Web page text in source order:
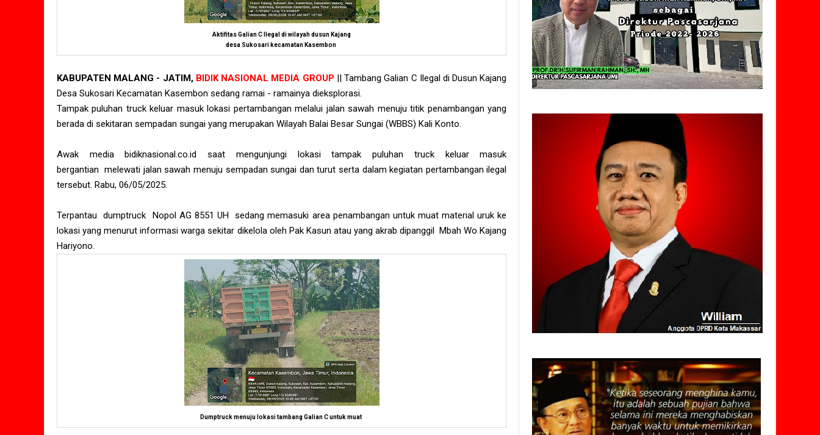
Aktifitas Galian C Ilegal di wilayah dusun Kajang
desa Sukosari kecamatan Kasembon
KABUPATEN MALANG - JATIM, BIDIK NASIONAL MEDIA GROUP || Tambang Galian C Ilegal di Dusun Kajang
Desa Sukosari Kecamatan Kasembon sedang ramai - ramainya dieksplorasi.
Tampak puluhan truck keluar masuk lokasi pertambangan melalui jalan sawah menuju titik penambangan yang
berada di sekitaran sempadan sungai yang merupakan Wilayah Balai Besar Sungai (WBBS) Kali Konto.
Awak media bidiknasional.co.id saat mengunjungi lokasi tampak puluhan truck keluar masuk
bergantian melewati jalan sawah menuju sempadan sungai dan turut serta dalam kegiatan pertambangan ilegal
tersebut. Rabu, 06/05/2025.
Terpantau dumptruck Nopol AG 8551 UH sedang memasuki area penambangan untuk muat material uruk ke
lokasi yang menurut informasi warga sekitar dikelola oleh Pak Kasun atau yang akrab dipanggil Mbah Wo Kajang
Hariyono.
Dumptruck menuju lokasi tambang Galian C untuk muat